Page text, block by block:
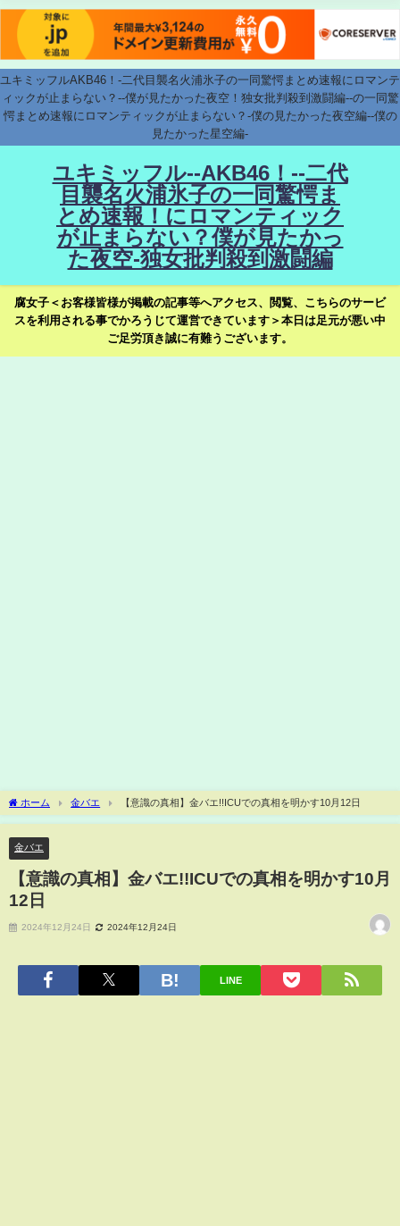
ユキミッフルAKB46！-二代目襲名火浦氷子の一同驚愕まとめ速報にロマンテ
ィックが止まらない？--僕が見たかった夜空！独女批判殺到激闘編--の一同驚
愕まとめ速報にロマンティックが止まらない？-僕の見たかった夜空編--僕の
見たかった星空編-
ユキミッフル--AKB46！--二代
目襲名火浦氷子の一同驚愕ま
とめ速報！にロマンティック
が止まらない？僕が見たかっ
た夜空-独女批判殺到激闘編
腐女子＜お客様皆様が掲載の記事等へアクセス、閲覧、こちらのサービ
スを利用される事でかろうじて運営できています＞本日は足元が悪い中
ご足労頂き誠に有難うございます。
ホーム 金バエ 【意識の真相】金バエ!!ICUでの真相を明かす10月12日
金バエ
【意識の真相】金バエ!!ICUでの真相を明かす10月
12日
2024年12月24日 2024年12月24日
LINE